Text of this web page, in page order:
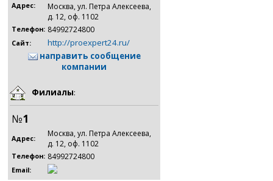
Адрес:
Москва, ул. Петра Алексеева,
д. 12, оф. 1102
Телефон: 84992724800
Сайт:
http://proexpert24.ru/
направить сообщение
компании
Филиалы:
№1
Адрес:
Москва, ул. Петра Алексеева,
д. 12, оф. 1102
Телефон: 84992724800
Email: